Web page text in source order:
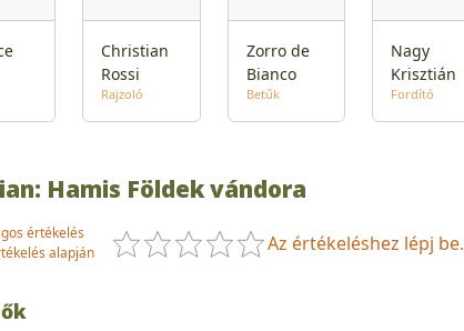
Christian
Rossi
Rajzoló
Zorro de
Bianco
Betűk
Nagy
Krisztián
Fordító
Hamis Földek vándora
értékelés
alapján Az értékeléshez lépj be.